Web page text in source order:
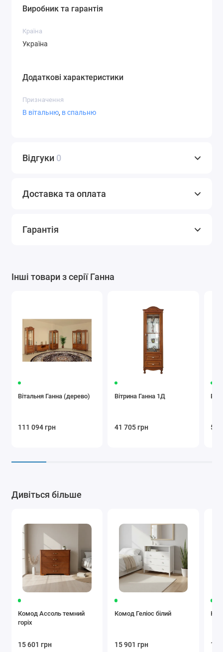
Виробник та гарантія
Країна
Україна
Додаткові характеристики
Призначення
В вітальню, в спальню
Відгуки 0
Доставка та оплата
Гарантія
Інші товари з серії Ганна
Вітальня Ганна (дерево)
111 094 грн
Вітрина Ганна 1Д
41 705 грн 53
Дивіться більше
Комод Ассоль темний
горіх
15 601 грн
Комод Геліос білий
15 901 грн 14